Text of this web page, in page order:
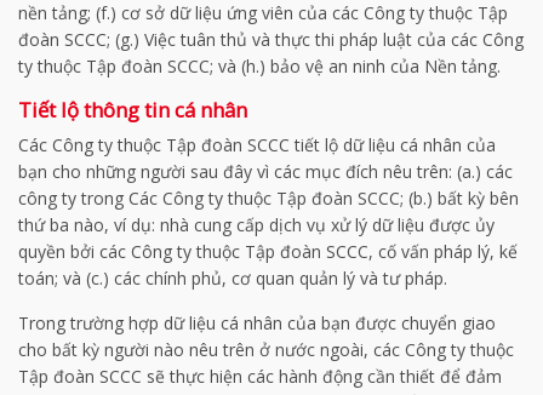
nền tảng; (f.) cơ sở dữ liệu ứng viên của các Công ty thuộc Tập
đoàn SCCC; (g.) Việc tuân thủ và thực thi pháp luật của các Công
ty thuộc Tập đoàn SCCC; và (h.) bảo vệ an ninh của Nền tảng.
Tiết lộ thông tin cá nhân
Các Công ty thuộc Tập đoàn SCCC tiết lộ dữ liệu cá nhân của
bạn cho những người sau đây vì các mục đích nêu trên: (a.) các
công ty trong Các Công ty thuộc Tập đoàn SCCC; (b.) bất kỳ bên
thứ ba nào, ví dụ: nhà cung cấp dịch vụ xử lý dữ liệu được ủy
quyền bởi các Công ty thuộc Tập đoàn SCCC, cố vấn pháp lý, kế
toán; và (c.) các chính phủ, cơ quan quản lý và tư pháp.
Trong trường hợp dữ liệu cá nhân của bạn được chuyển giao
cho bất kỳ người nào nêu trên ở nước ngoài, các Công ty thuộc
Tập đoàn SCCC sẽ thực hiện các hành động cần thiết để đảm